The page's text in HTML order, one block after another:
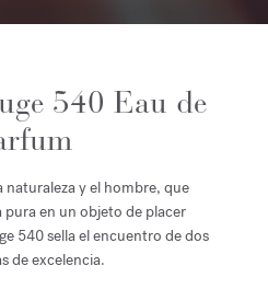
540 Eau de
naturaleza y el hombre, que
en un objeto de placer
540 sella el encuentro de dos
de excelencia.